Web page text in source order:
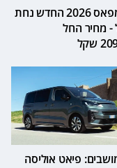
ג'יפ קומפאס 2026 החדש נחת
- מחיר החל
9 מושבים: פיאט אוליסה